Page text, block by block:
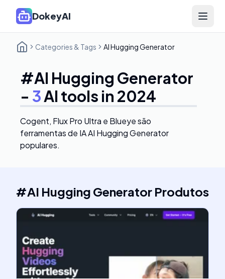
DokeyAI Open
Categories & Tags AI Hugging Generator
#AI Hugging Generator
- 3AI tools in 2024
Cogent, Flux Pro Ultra e Blueyesão
ferramentas de IA AI Hugging Generator
populares.
#AI Hugging Generator Produtos